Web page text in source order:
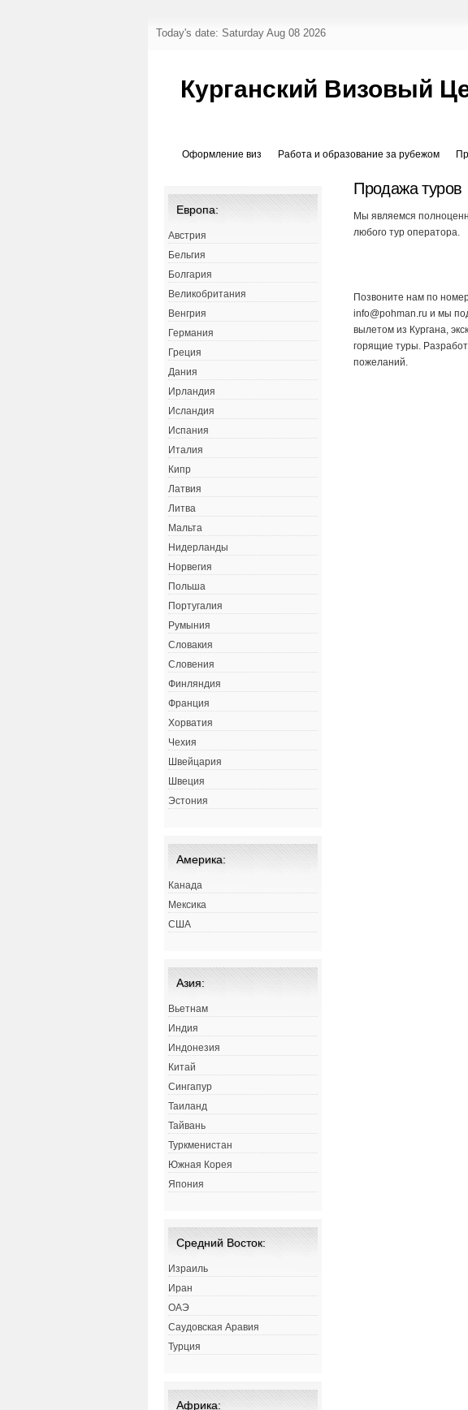
Today's date: Saturday Aug 08 2026
Курганский Визовый
Оформление виз Работа и образование за рубежом
Продажа туров
Мы являемся
любого тур оператора.
Позвоните нам по
info@pohman.ru и мы
вылетом из Кургана,
горящие туры.
пожеланий.
Европа:
Австрия
Бельгия
Болгария
Великобритания
Венгрия
Германия
Греция
Дания
Ирландия
Исландия
Испания
Италия
Кипр
Латвия
Литва
Мальта
Нидерланды
Норвегия
Польша
Португалия
Румыния
Словакия
Словения
Финляндия
Франция
Хорватия
Чехия
Швейцария
Швеция
Эстония
Америка:
Канада
Мексика
США
Азия:
Вьетнам
Индия
Индонезия
Китай
Сингапур
Таиланд
Тайвань
Туркменистан
Южная Корея
Япония
Средний Восток:
Израиль
Иран
ОАЭ
Саудовская Аравия
Турция
Африка: